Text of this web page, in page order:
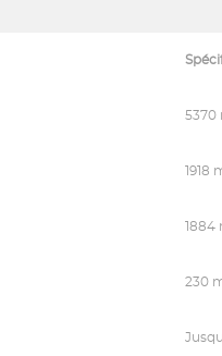
5370
1918
1884
230